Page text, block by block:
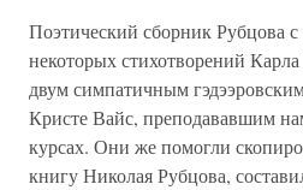
Поэтический сборник Рубцова
некоторых стихотворений
двум симпатичным
Кристе Вайс, преподававшим
курсах. Они же помогли
книгу Николая Рубцова,